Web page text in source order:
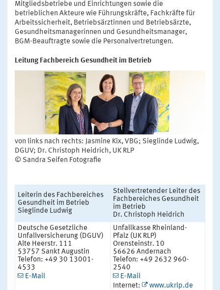
Mitgliedsbetriebe und Einrichtungen sowie die
betrieblichen Akteure wie Führungskräfte, Fachkräfte für
Arbeitssicherheit, Betriebsärztinnen und Betriebsärzte,
Gesundheitsmanagerinnen und Gesundheitsmanager,
BGM-Beauftragte sowie die Personalvertretungen.
Leitung Fachbereich Gesundheit im Betrieb
von links nach rechts: Jasmine Kix, VBG; Sieglinde Ludwig,
DGUV; Dr. Christoph Heidrich, UK RLP
© Sandra Seifen Fotografie
Leiterin des Fachbereiches
Gesundheit im Betrieb
Sieglinde Ludwig
Stellvertretender Leiter des
Fachbereiches Gesundheit
im Betrieb
Dr. Christoph Heidrich
Deutsche Gesetzliche
Unfallversicherung (DGUV)
Alte Heerstr. 111
53757 Sankt Augustin
Telefon: +49 30 13001-
4533
E-Mail
Unfallkasse Rheinland-
Pfalz (UK RLP)
Orensteinstr. 10
56626 Andernach
Telefon: +49 2632 960-
2540
E-Mail
Internet:
www.ukrlp.de